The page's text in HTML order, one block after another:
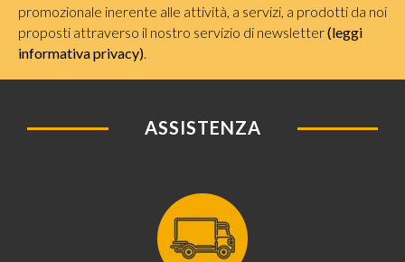
promozionale inerente alle attività, a servizi, a prodotti da noi
proposti attraverso il nostro servizio di newsletter(leggi
informativa privacy).
ASSISTENZA